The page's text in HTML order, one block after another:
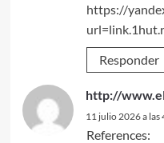
https://
Responder
http://
11 julio 2026 a las
References: